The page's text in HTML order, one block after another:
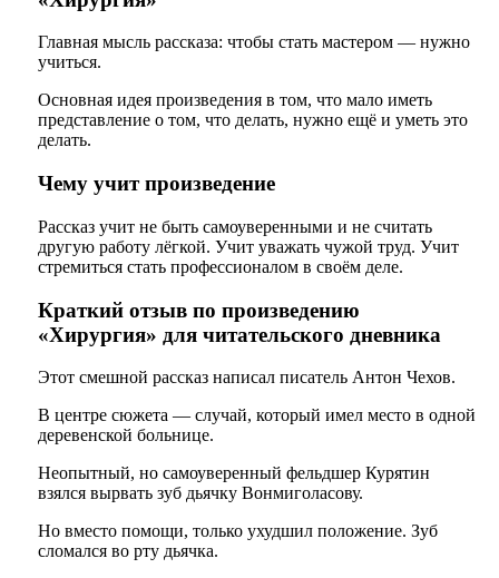
Главная мысль рассказа: чтобы стать мастером — нужно
учиться.
Основная идея произведения в том, что мало иметь
представление о том, что делать, нужно ещё и уметь это
делать.
Чему учит произведение
Рассказ учит не быть самоуверенными и не считать
другую работу лёгкой. Учит уважать чужой труд. Учит
стремиться стать профессионалом в своём деле.
Краткий отзыв по произведению
«Хирургия» для читательского дневника
Этот смешной рассказ написал писатель Антон Чехов.
В центре сюжета — случай, который имел место в одной
деревенской больнице.
Неопытный, но самоуверенный фельдшер Курятин
взялся вырвать зуб дьячку Вонмиголасову.
Но вместо помощи, только ухудшил положение. Зуб
сломался во рту дьячка.